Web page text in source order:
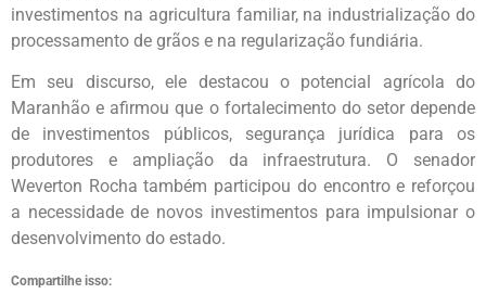
investimentos na agricultura familiar, na industrialização do
processamento de grãos e na regularização fundiária.
Em seu discurso, ele destacou o potencial agrícola do
Maranhão e afirmou que o fortalecimento do setor depende
de investimentos públicos, segurança jurídica para os
produtores e ampliação da infraestrutura. O senador
Weverton Rocha também participou do encontro e reforçou
a necessidade de novos investimentos para impulsionar o
desenvolvimento do estado.
Compartilhe isso: